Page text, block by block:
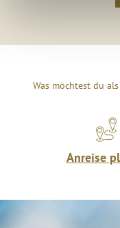
Was möchtest du
Anreise